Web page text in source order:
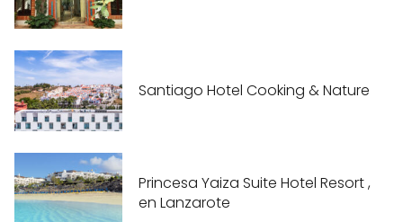
Santiago Hotel Cooking & Nature
Princesa Yaiza Suite Hotel Resort ,
en Lanzarote